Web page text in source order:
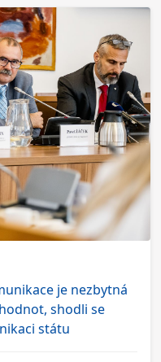
je nezbytná
shodli se
státu